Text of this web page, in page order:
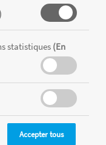
statistiques (En
Accepter tous